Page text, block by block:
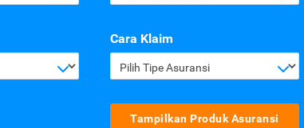
Cara Klaim
Pilih Tipe Asuransi
Tampilkan Produk Asuransi